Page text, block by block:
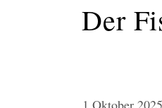
Der
1 Oktober 2025